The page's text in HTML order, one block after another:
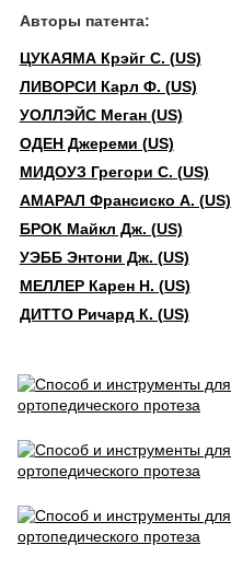
Авторы патента:
ЦУКАЯМА Крэйг С. (US)
ЛИВОРСИ Карл Ф. (US)
УОЛЛЭЙС Меган (US)
ОДЕН Джереми (US)
МИДОУЗ Грегори С. (US)
АМАРАЛ Франсиско А. (US)
БРОК Майкл Дж. (US)
УЭББ Энтони Дж. (US)
МЕЛЛЕР Карен Н. (US)
ДИТТО Ричард К. (US)